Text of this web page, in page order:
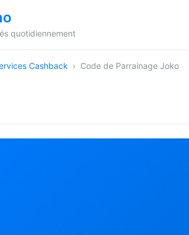
quotidiennement
Cashback › Code de Parrainage Joko